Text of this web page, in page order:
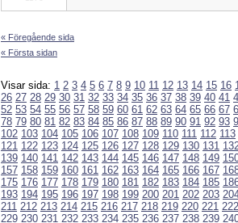
« Föregående sida
« Första sidan
Visar sida: 1 2 3 4 5 6 7 8 9 10 11 12 13 14 15 16
26 27 28 29 30 31 32 33 34 35 36 37 38 39 40 41
52 53 54 55 56 57 58 59 60 61 62 63 64 65 66 67
78 79 80 81 82 83 84 85 86 87 88 89 90 91 92 93
102 103 104 105 106 107 108 109 110 111 112 113
121 122 123 124 125 126 127 128 129 130 131
139 140 141 142 143 144 145 146 147 148 149
157 158 159 160 161 162 163 164 165 166 167
175 176 177 178 179 180 181 182 183 184 185
193 194 195 196 197 198 199 200 201 202 203
211 212 213 214 215 216 217 218 219 220 221 222
229 230 231 232 233 234 235 236 237 238 239